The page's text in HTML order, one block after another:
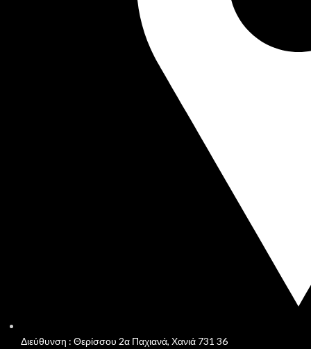
Διεύθυνση : Θερίσσου 2α Παχιανά, Χανιά 731 36